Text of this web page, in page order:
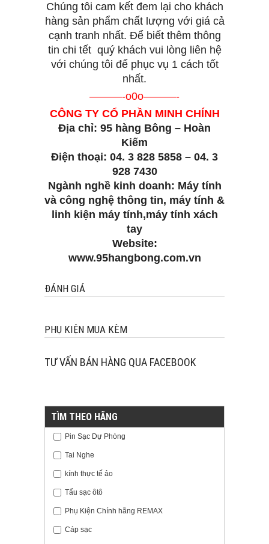
Chúng tôi cam kết đem lại cho khách
hàng sản phẩm chất lượng với giá cả
cạnh tranh nhất. Để biết thêm thông
tin chi tết quý khách vui lòng liên hệ
với chúng tôi để phục vụ 1 cách tốt
nhất.
———-o0o———-
CÔNG TY CỔ PHẦN MINH CHÍNH
Địa chỉ: 95 hàng Bông – Hoàn
Kiếm
Điện thoại: 04. 3 828 5858 – 04. 3
928 7430
Ngành nghề kinh doanh: Máy tính
và công nghệ thông tin, máy tính &
linh kiện máy tính,máy tính xách
tay
Website:
www.95hangbong.com.vn
ĐÁNH GIÁ
PHỤ KIỆN MUA KÈM
TƯ VẤN BÁN HÀNG QUA FACEBOOK
TÌM THEO HÃNG
Pin Sạc Dự Phòng
Tai Nghe
kính thực tế ảo
Tẩu sạc ôtô
Phụ Kiện Chính hãng REMAX
Cáp sạc